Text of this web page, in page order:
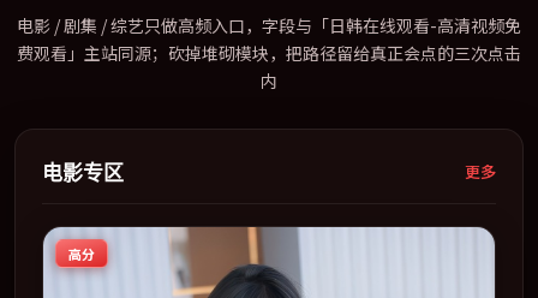
电影 / 剧集 / 综艺只做高频入口，字段与「日韩在线观看-高清视频免
费观看」主站同源；砍掉堆砌模块，把路径留给真正会点的三次点击
内
电影专区 更多
高分